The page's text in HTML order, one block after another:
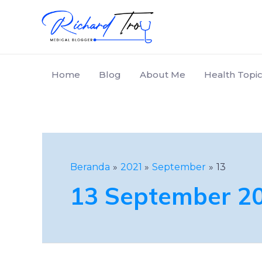
Home Blog About Me Health
Beranda 2021 September 13
13 September